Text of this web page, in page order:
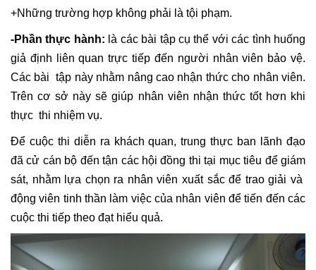
+Những trường hợp không phải là tội phạm.
-Phần thực hành: là các bài tập cụ thể với các tình huống
giả định liên quan trực tiếp đến người nhân viên bảo vệ.
Các bài tập này nhằm nâng cao nhận thức cho nhân viên.
Trên cơ sở này sẽ giúp nhân viên nhận thức tốt hơn khi
thực thi nhiệm vụ.
Để cuộc thi diễn ra khách quan, trung thực ban lãnh đạo
đã cử cán bộ đến tận các hội đồng thi tại mục tiêu để giám
sát, nhằm lựa chọn ra nhân viên xuất sắc để trao giải và
động viên tinh thần làm việc của nhân viên để tiến đến các
cuộc thi tiếp theo đạt hiểu quả.